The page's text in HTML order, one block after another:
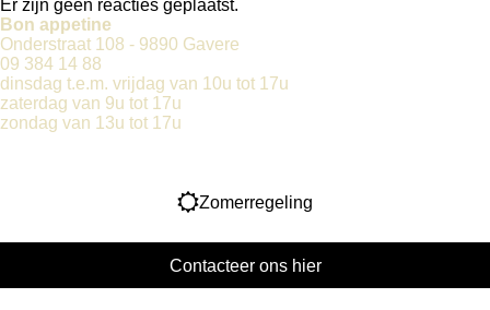
Er zijn geen reacties geplaatst.
Bon appetine
Onderstraat 108 - 9890 Gavere
09 384 14 88
dinsdag t.e.m. vrijdag van 10u tot 17u
zaterdag van 9u tot 17u
zondag van 13u tot 17u
Zomerregeling
Contacteer ons hier